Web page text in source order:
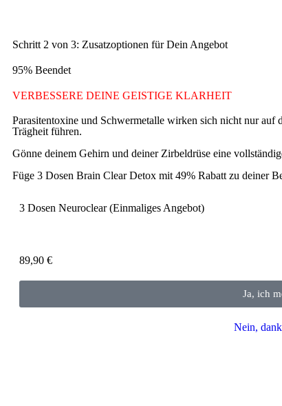
Schritt 2 von 3: Zusatzoptionen für Dein Angebot
95% Beendet
VERBESSERE DEINE GEISTIGE KLARHEIT
Parasitentoxine und Schwermetalle wirken sich nicht nur
Trägheit führen.
Gönne deinem Gehirn und deiner Zirbeldrüse eine
Füge 3 Dosen Brain Clear Detox mit 49% Rabatt zu deiner
3 Dosen Neuroclear (Einmaliges Angebot)
89,90 €
Ja, ich
Nein,